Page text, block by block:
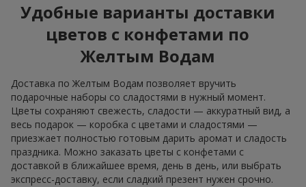
Удобные варианты доставки
цветов с конфетами по
Желтым Водам
Доставка по Желтым Водам позволяет вручить
подарочные наборы со сладостями в нужный момент.
Цветы сохраняют свежесть, сладости — аккуратный вид, а
весь подарок — коробка с цветами и сладостями —
приезжает полностью готовым дарить аромат и сладость
праздника. Можно заказать цветы с конфетами с
доставкой в ближайшее время, день в день, или выбрать
экспресс-доставку, если сладкий презент нужен срочно.